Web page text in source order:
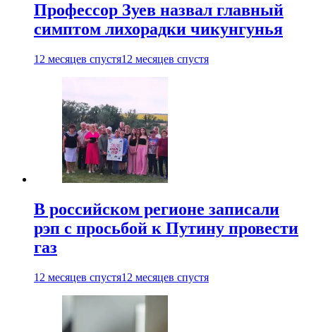
Профессор Зуев назвал главный
симптом лихорадки чикунгунья
12 месяцев спустя12 месяцев спустя
В российском регионе записали
рэп с просьбой к Путину провести
газ
12 месяцев спустя12 месяцев спустя